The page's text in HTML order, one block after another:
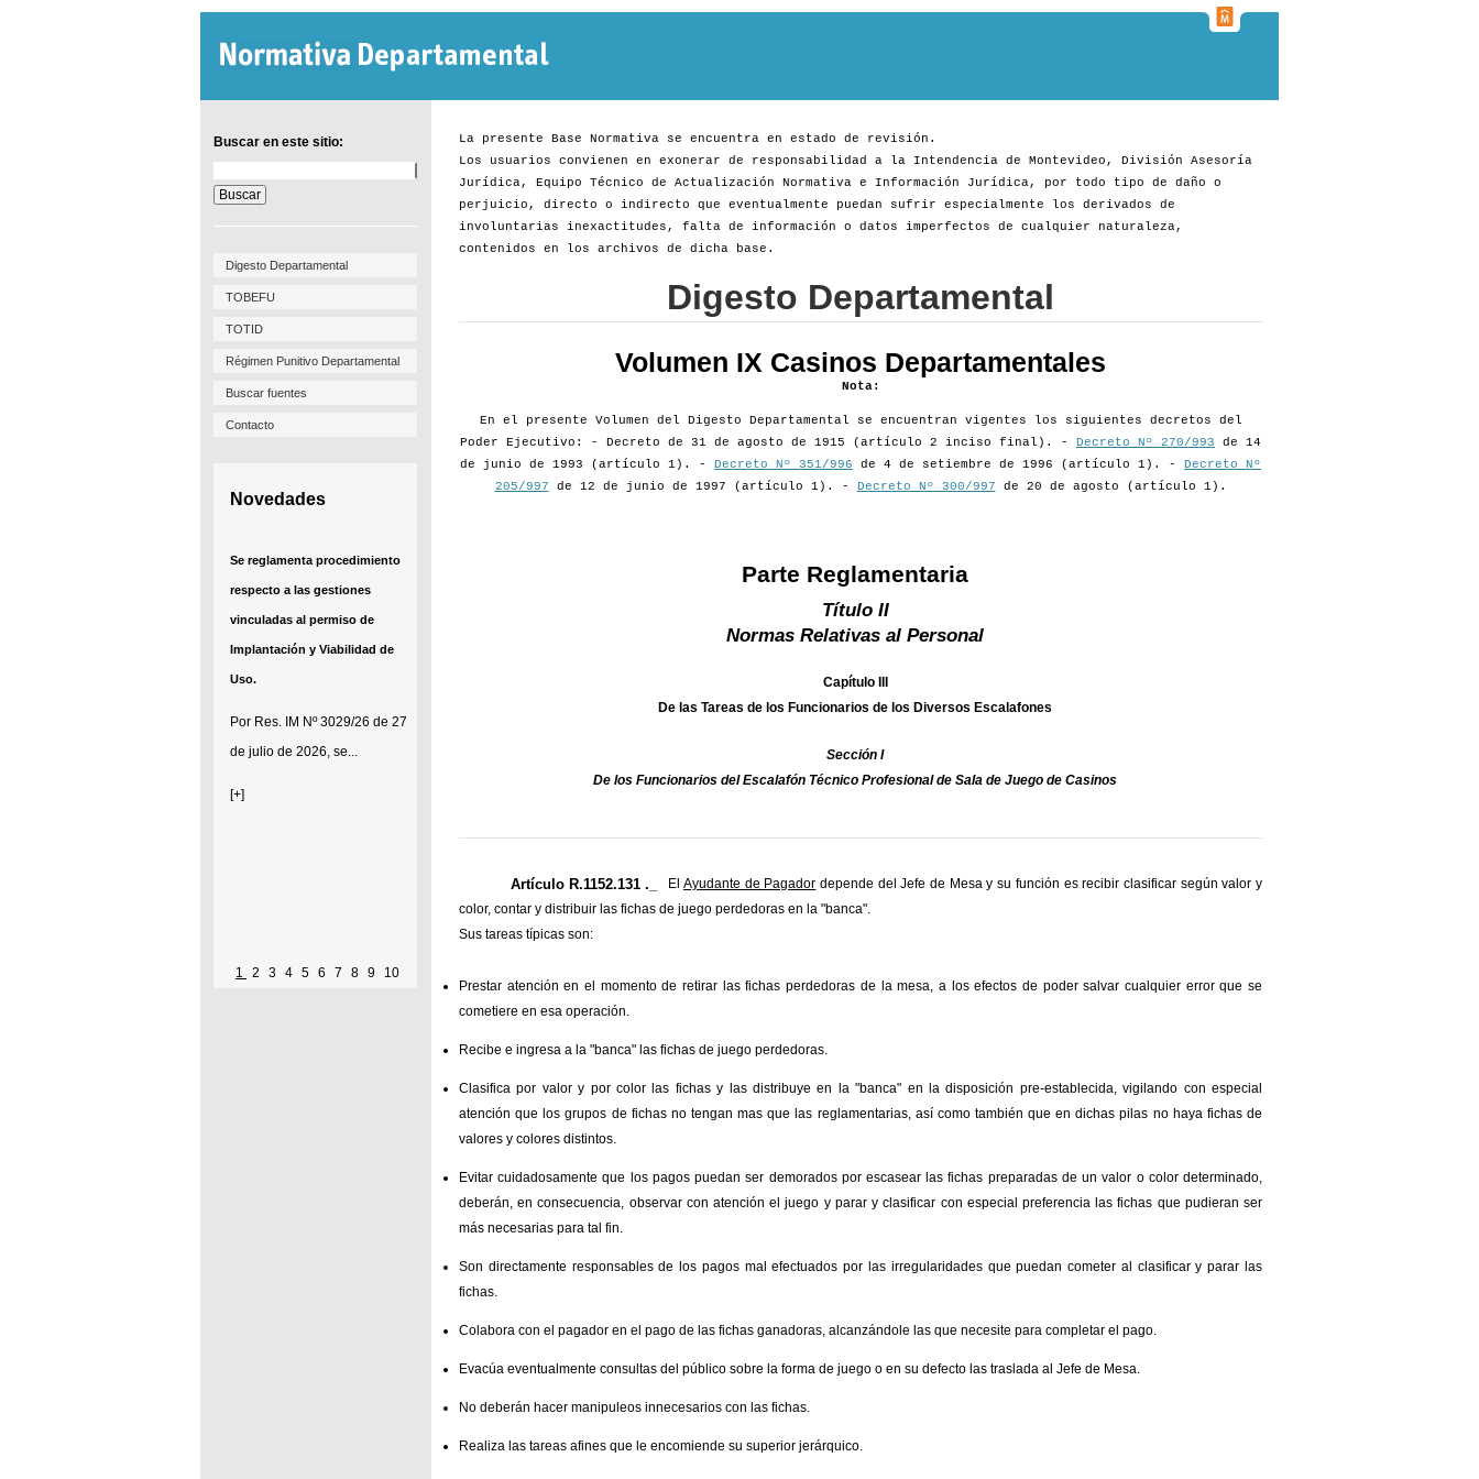
Buscar en este sitio:
en
este
sitio:
Digesto Departamental
TOBEFU
TOTID
Régimen Punitivo Departamental
Buscar fuentes
Contacto
Novedades
Se reglamenta procedimiento
respecto a las gestiones
vinculadas al permiso de
Implantación y Viabilidad de
Uso.
Por Res. IM Nº 3029/26 de 27
de julio de 2026, se...
[+]
1 2 3 4 5 6 7 8 9 10
La presente Base Normativa se encuentra en estado de revisión.
Los usuarios convienen en exonerar de responsabilidad a la Intendencia de Montevideo, División Asesoría
Jurídica, Equipo Técnico de Actualización Normativa e Información Jurídica, por todo tipo de daño o
perjuicio, directo o indirecto que eventualmente puedan sufrir especialmente los derivados de
involuntarias inexactitudes, falta de información o datos imperfectos de cualquier naturaleza,
contenidos en los archivos de dicha base.
Digesto Departamental
Volumen IX Casinos Departamentales
Nota:
En el presente Volumen del Digesto Departamental se encuentran vigentes los siguientes decretos del
Poder Ejecutivo: - Decreto de 31 de agosto de 1915 (artículo 2 inciso final). - Decreto Nº 270/993 de 14
de junio de 1993 (artículo 1). - Decreto Nº 351/996 de 4 de setiembre de 1996 (artículo 1). - Decreto Nº
205/997 de 12 de junio de 1997 (artículo 1). - Decreto Nº 300/997 de 20 de agosto (artículo 1).
Parte Reglamentaria
Título II
Normas Relativas al Personal
Capítulo III
De las Tareas de los Funcionarios de los Diversos Escalafones
Sección I
De los Funcionarios del Escalafón Técnico Profesional de Sala de Juego de Casinos
Artículo R.1152.131 ._ El Ayudante de Pagador depende del Jefe de Mesa y su función es recibir clasificar según valor y
color, contar y distribuir las fichas de juego perdedoras en la "banca".
Sus tareas típicas son:
Prestar atención en el momento de retirar las fichas perdedoras de la mesa, a los efectos de poder salvar cualquier error que se
cometiere en esa operación.
Recibe e ingresa a la "banca" las fichas de juego perdedoras.
Clasifica por valor y por color las fichas y las distribuye en la "banca" en la disposición pre-establecida, vigilando con especial
atención que los grupos de fichas no tengan mas que las reglamentarias, así como también que en dichas pilas no haya fichas de
valores y colores distintos.
Evitar cuidadosamente que los pagos puedan ser demorados por escasear las fichas preparadas de un valor o color determinado,
deberán, en consecuencia, observar con atención el juego y parar y clasificar con especial preferencia las fichas que pudieran ser
más necesarias para tal fin.
Son directamente responsables de los pagos mal efectuados por las irregularidades que puedan cometer al clasificar y parar las
fichas.
Colabora con el pagador en el pago de las fichas ganadoras, alcanzándole las que necesite para completar el pago.
Evacúa eventualmente consultas del público sobre la forma de juego o en su defecto las traslada al Jefe de Mesa.
No deberán hacer manipuleos innecesarios con las fichas.
Realiza las tareas afines que le encomiende su superior jerárquico.